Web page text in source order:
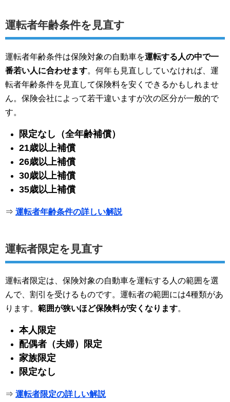
運転者年齢条件を見直す
運転者年齢条件は保険対象の自動車を運転する人の中で一
番若い人に合わせます。何年も見直ししていなければ、運
転者年齢条件を見直して保険料を安くできるかもしれませ
ん。保険会社によって若干違いますが次の区分が一般的で
す。
限定なし（全年齢補償）
21歳以上補償
26歳以上補償
30歳以上補償
35歳以上補償
⇒ 運転者年齢条件の詳しい解説
運転者限定を見直す
運転者限定は、保険対象の自動車を運転する人の範囲を選
んで、割引を受けるものです。運転者の範囲には4種類があ
ります。 範囲が狭いほど保険料が安くなります。
本人限定
配偶者（夫婦）限定
家族限定
限定なし
⇒ 運転者限定の詳しい解説